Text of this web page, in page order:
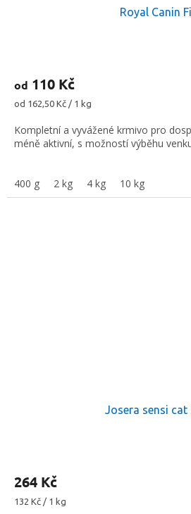
Royal Canin
od 110 Kč
Měrná
od 162,50 Kč / 1 kg
Kompletní a vyvážené krmivo pro
méně aktivní, s možností výběhu
400 g 2 kg 4 kg 10 kg
Josera sensi cat
264 Kč
Měrná
132 Kč / 1 kg